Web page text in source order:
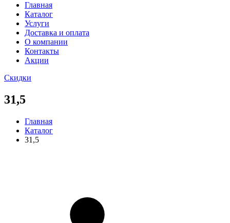
Главная
Каталог
Услуги
Доставка и оплата
О компании
Контакты
Акции
Скидки
31,5
Главная
Каталог
31,5